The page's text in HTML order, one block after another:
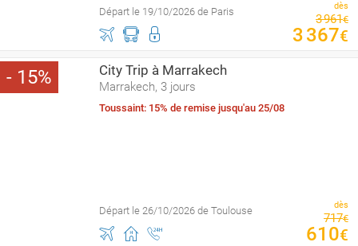
Départ le 19/10/2026 de Paris dès
3961€
3367€
15 City Trip à Marrakech
Marrakech, 3 jours
Toussaint: 15% de remise jusqu'au 25/08
Départ le 26/10/2026 de Toulouse dès
717€
610€